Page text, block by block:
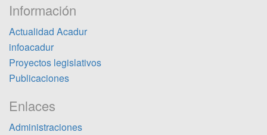
Información
Actualidad Acadur
infoacadur
Proyectos legislativos
Publicaciones
Enlaces
Administraciones